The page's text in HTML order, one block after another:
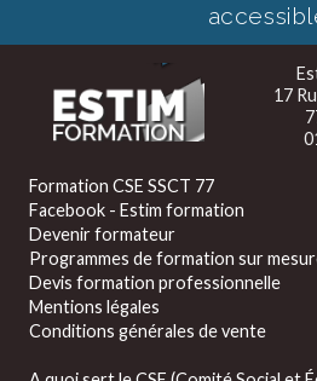
17
Formation CSE SSCT 77
Facebook - Estim formation
Devenir formateur
Programmes de formation sur
Devis formation professionnelle
Mentions légales
Conditions générales de vente